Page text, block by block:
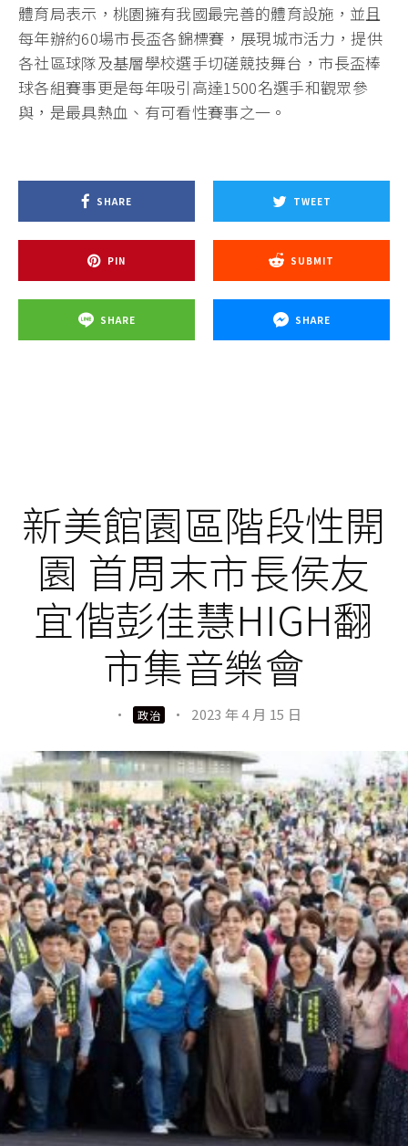
體育局表示，桃園擁有我國最完善的體育設施，並且
每年辦約60場市長盃各錦標賽，展現城市活力，提供
各社區球隊及基層學校選手切磋競技舞台，市長盃棒
球各組賽事更是每年吸引高達1500名選手和觀眾參
與，是最具熱血、有可看性賽事之一。
SHARE TWEET
PIN SUBMIT
SHARE SHARE
新美館園區階段性開
園 首周末市長侯友
宜偕彭佳慧HIGH翻
市集音樂會
· 政治 · 2023 年 4 月 15 日